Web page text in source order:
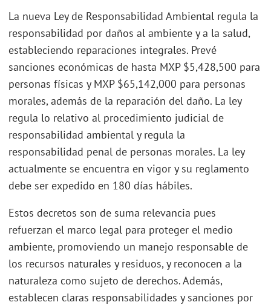
La nueva Ley de Responsabilidad Ambiental regula la
responsabilidad por daños al ambiente y a la salud,
estableciendo reparaciones integrales. Prevé
sanciones económicas de hasta MXP $5,428,500 para
personas físicas y MXP $65,142,000 para personas
morales, además de la reparación del daño. La ley
regula lo relativo al procedimiento judicial de
responsabilidad ambiental y regula la
responsabilidad penal de personas morales. La ley
actualmente se encuentra en vigor y su reglamento
debe ser expedido en 180 días hábiles.
Estos decretos son de suma relevancia pues
refuerzan el marco legal para proteger el medio
ambiente, promoviendo un manejo responsable de
los recursos naturales y residuos, y reconocen a la
naturaleza como sujeto de derechos. Además,
establecen claras responsabilidades y sanciones por